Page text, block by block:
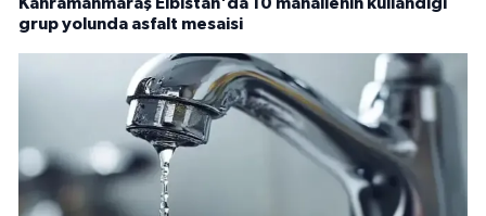
grup yolunda asfalt mesaisi